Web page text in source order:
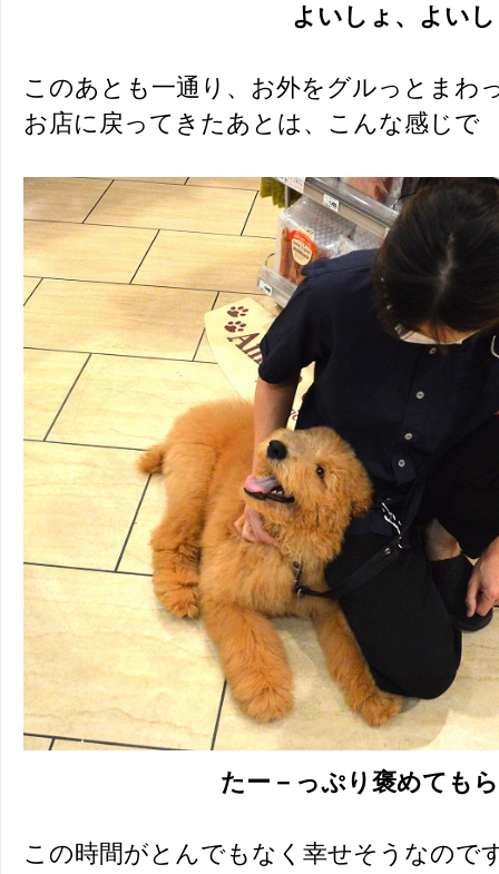
よいしょ、よい
このあとも一通り、お外をグルっとまわ
お店に戻ってきたあとは、こんな感じで
たー－っぷり褒めても
この時間がとんでもなく幸せそうなので